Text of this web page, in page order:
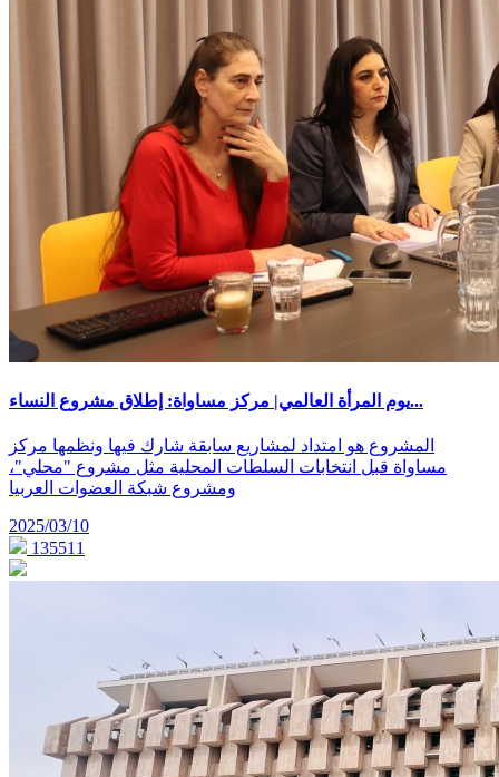
يوم المرأة العالمي| مركز مساواة: إطلاق مشروع النساء...
المشروع هو امتداد لمشاريع سابقة شارك فيها ونظمها مركز
مساواة قبل انتخابات السلطات المحلية مثل مشروع "محلي"،
ومشروع شبكة العضوات العربيا
2025/03/10
135511